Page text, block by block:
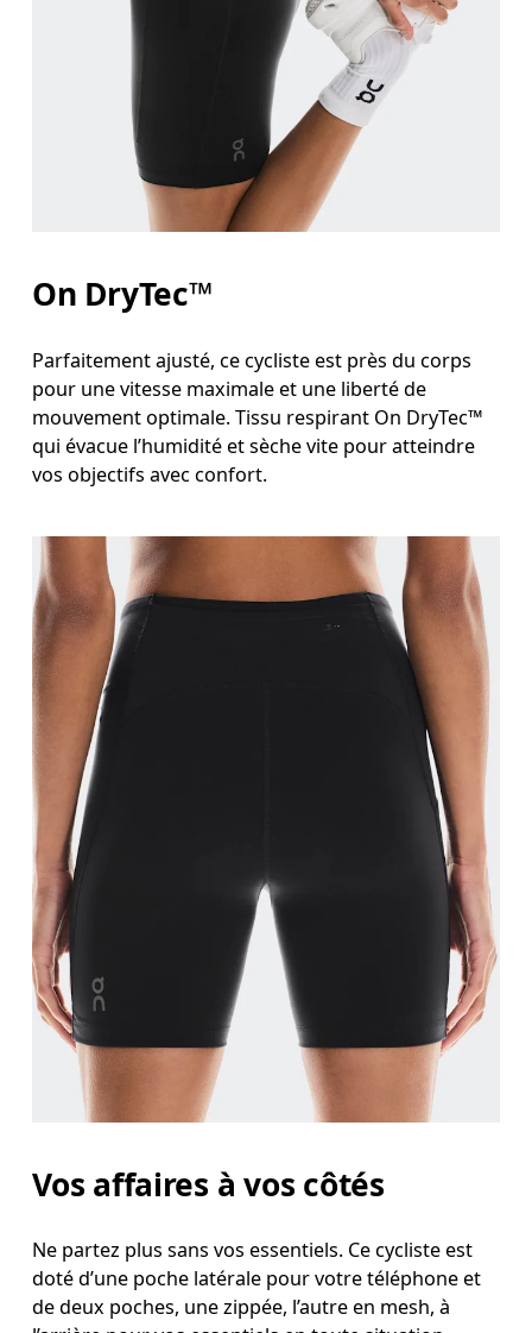
On DryTec™
Parfaitement ajusté, ce cycliste est près du corps
pour une vitesse maximale et une liberté de
mouvement optimale. Tissu respirant On DryTec™
qui évacue l’humidité et sèche vite pour atteindre
vos objectifs avec confort.
Vos affaires à vos côtés
Ne partez plus sans vos essentiels. Ce cycliste est
doté d’une poche latérale pour votre téléphone et
de deux poches, une zippée, l’autre en mesh, à